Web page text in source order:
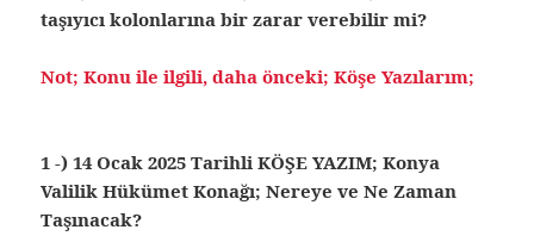
taşıyıcı kolonlarına bir zarar verebilir mi?
Not; Konu ile ilgili, daha önceki; Köşe Yazılarım;
1 -) 14 Ocak 2025 Tarihli KÖŞE YAZIM; Konya
Valilik Hükümet Konağı; Nereye ve Ne Zaman
Taşınacak?